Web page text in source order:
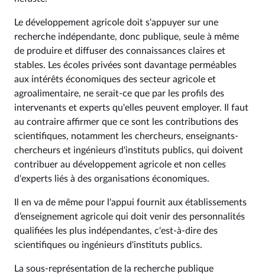
Le développement agricole doit s'appuyer sur une
recherche indépendante, donc publique, seule à même
de produire et diffuser des connaissances claires et
stables. Les écoles privées sont davantage perméables
aux intérêts économiques des secteur agricole et
agroalimentaire, ne serait-ce que par les profils des
intervenants et experts qu'elles peuvent employer. Il faut
au contraire affirmer que ce sont les contributions des
scientifiques, notamment les chercheurs, enseignants-
chercheurs et ingénieurs d'instituts publics, qui doivent
contribuer au développement agricole et non celles
d'experts liés à des organisations économiques.
Il en va de même pour l'appui fournit aux établissements
d’enseignement agricole qui doit venir des personnalités
qualifiées les plus indépendantes, c'est-à-dire des
scientifiques ou ingénieurs d'instituts publics.
La sous-représentation de la recherche publique